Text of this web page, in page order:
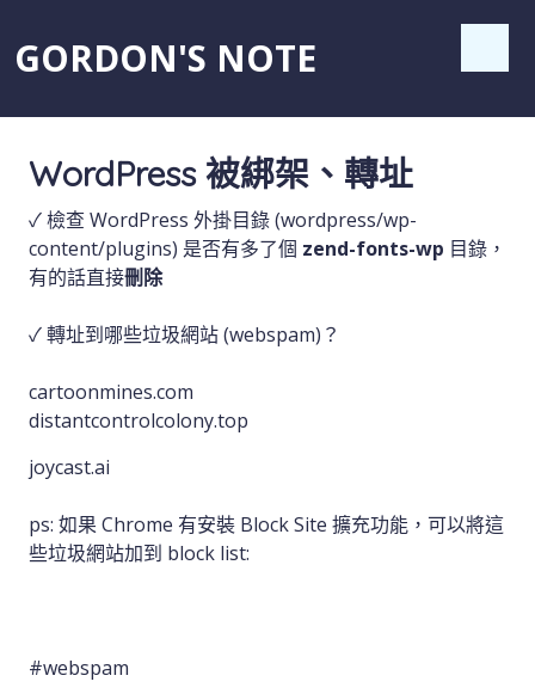
GORDON'S NOTE
WordPress 被綁架、轉址
✓ 檢查 WordPress 外掛目錄 (wordpress/wp-
content/plugins) 是否有多了個 zend-fonts-wp 目錄，
有的話直接刪除
✓ 轉址到哪些垃圾網站 (webspam)？
cartoonmines.com
distantcontrolcolony.top
joycast.ai
ps: 如果 Chrome 有安裝 Block Site 擴充功能，可以將這
些垃圾網站加到 block list:
#webspam